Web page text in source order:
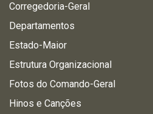
Corregedoria-Geral
Departamentos
Estado-Maior
Estrutura Organizacional
Fotos do Comando-Geral
Hinos e Canções